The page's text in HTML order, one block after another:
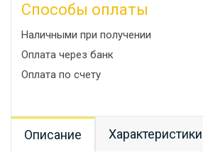
Способы оплаты
Наличными при получении
Оплата через банк
Оплата по счету
Описание Характеристики